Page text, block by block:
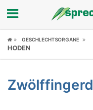
Fokus
Symptome
GESCHLECHTSORGANE
HODEN